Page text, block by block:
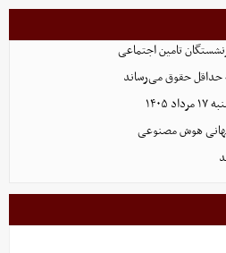
تامین اجتماعی
حداقل حقوق می‌رساند
هوش مصنوعی